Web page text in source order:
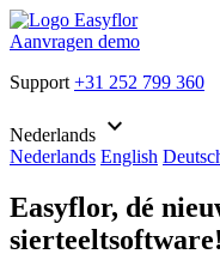
Aanvragen demo
Support +31 252 799 360
Nederlands keyboard_arrow_down
Nederlands English
Easyflor, dé
sierteeltsoftware!